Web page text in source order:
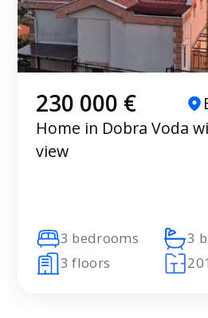
230 000 €
Home in Dobra Voda
view
3 bedrooms
3
3 floors